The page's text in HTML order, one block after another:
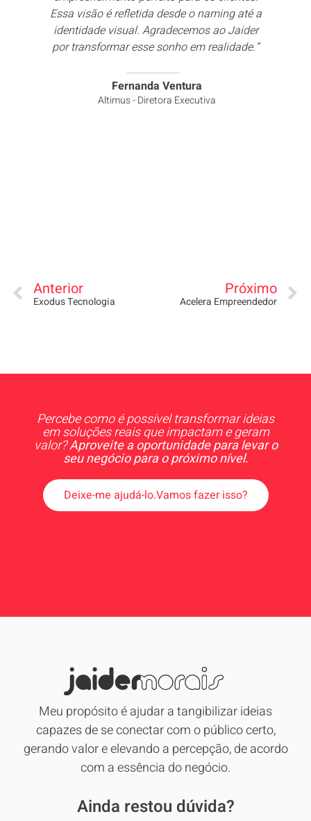
Essa visão é refletida desde o naming até a
identidade visual. Agradecemos ao Jaider
por transformar esse sonho em realidade.”
Fernanda Ventura
Altimus - Diretora Executiva
Anterior
Exodus Tecnologia
Próximo
Acelera Empreendedor
Percebe como é possível transformar ideias
em soluções reais que impactam e geram
valor?Aproveite a oportunidade para levar o
seu negócio para o próximo nível.
Deixe-me ajudá-lo.Vamos fazer isso?
Meu propósito é ajudar a tangibilizar ideias
capazes de se conectar com o público certo,
gerando valor e elevando a percepção, de acordo
com a essência do negócio.
Ainda restou dúvida?